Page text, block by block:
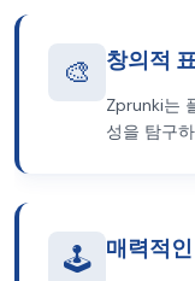
🎨 창의적
Zprunki는
성을 탐구
🕹️ 매력적